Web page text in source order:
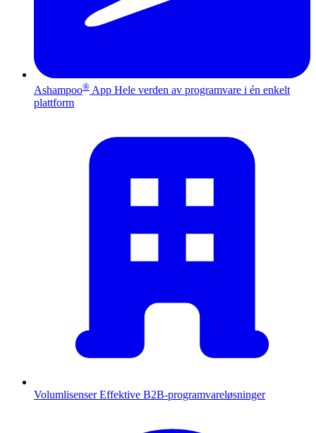
Ashampoo® App Hele verden av programvare i én enkelt
plattform
Volumlisenser Effektive B2B-programvareløsninger